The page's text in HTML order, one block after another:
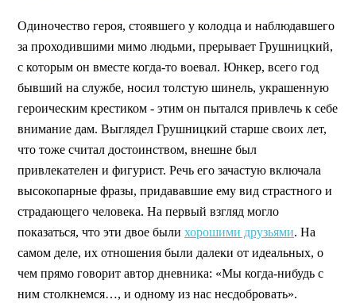
Одиночество героя, стоявшего у колодца и наблюдавшего
за проходившими мимо людьми, прерывает Грушницкий,
с которым он вместе когда-то воевал. Юнкер, всего год
бывший на службе, носил толстую шинель, украшенную
героическим крестиком - этим он пытался привлечь к себе
внимание дам. Выглядел Грушницкий старше своих лет,
что тоже считал достоинством, внешне был
привлекателен и фигурист. Речь его зачастую включала
высокопарные фразы, придававшие ему вид страстного и
страдающего человека. На первый взгляд могло
показаться, что эти двое были хорошими друзьями. На
самом деле, их отношения были далеки от идеальных, о
чем прямо говорит автор дневника: «Мы когда-нибудь с
ним столкнемся…, и одному из нас несдобровать».